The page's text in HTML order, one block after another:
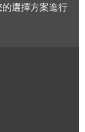
選擇方案進行